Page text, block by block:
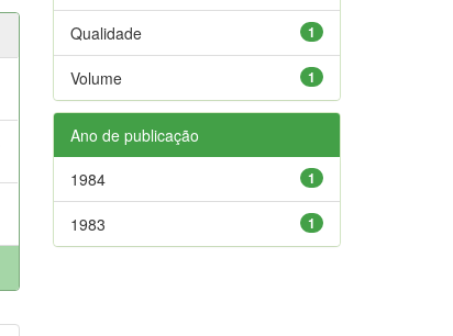
1
Qualidade
1
Volume
Ano de publicação
1
1984
1
1983